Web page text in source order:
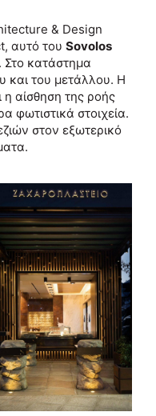
& Design
αυτό του Sovolos
Στο κατάστημα
και του μετάλλου. Η
η αίσθηση της ροής
φωτιστικά στοιχεία.
στον εξωτερικό